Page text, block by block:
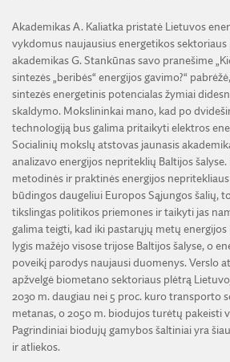
Akademikas A. Kaliatka pristatė Lietuvos
vykdomus naujausius energetikos sektoriaus
akademikas G. Stankūnas savo pranešime
sintezės „beribės“ energijos gavimo?“
sintezės energetinis potencialas žymiai
skaldymo. Mokslininkai mano, kad po
technologiją bus galima pritaikyti elektros
Socialinių mokslų atstovas jaunasis
analizavo energijos nepriteklių Baltijos
metodinės ir praktinės energijos
būdingos daugeliui Europos Sąjungos šalių,
tikslingas politikos priemones ir taikyti jas
galima teigti, kad iki pastarųjų metų
lygis mažėjo visose trijose Baltijos šalyse, o
poveikį parodys naujausi duomenys. Verslo
apžvelgė biometano sektoriaus plėtrą
2030 m. daugiau nei 5 proc. kuro transporto
metanas, o 2050 m. biodujos turėtų pakeisti
Pagrindiniai biodujų gamybos šaltiniai yra
ir atliekos.